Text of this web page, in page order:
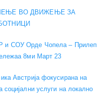
ВО ДВИЖЕЊЕ ЗА
СОУ Орде Чопела – Прилеп
8ми Март 23
Австрија фокусирана на
социјални услуги на локално